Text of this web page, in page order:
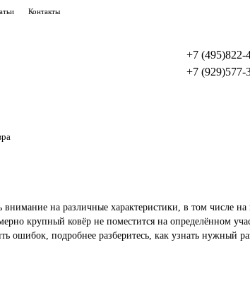
Контакты
+7 (495)822-
+7 (929)577-
на различные характеристики, в том числе
крупный ковёр не поместится на определённом
ошибок, подробнее разберитесь, как узнать нужный